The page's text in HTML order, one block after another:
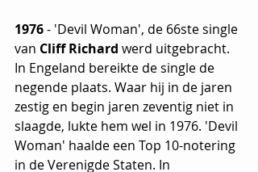
1976 - 'Devil Woman', de 66ste single
van Cliff Richard werd uitgebracht.
In Engeland bereikte de single de
negende plaats. Waar hij in de jaren
zestig en begin jaren zeventig niet in
slaagde, lukte hem wel in 1976. 'Devil
Woman' haalde een Top 10-notering
in de Verenigde Staten. In